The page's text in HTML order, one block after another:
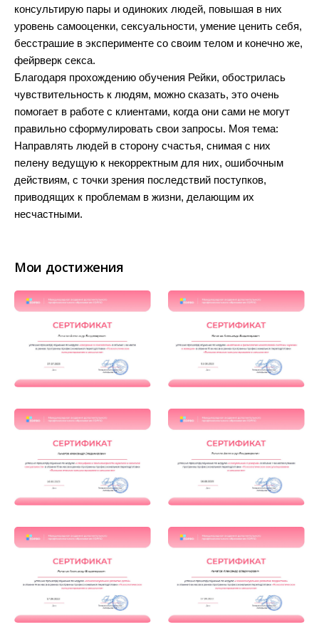
консультирую пары и одиноких людей, повышая в них
уровень самооценки, сексуальности, умение ценить себя,
бесстрашие в эксперименте со своим телом и конечно же,
фейрверк секса.
Благодаря прохождению обучения Рейки, обострилась
чувствительность к людям, можно сказать, это очень
помогает в работе с клиентами, когда они сами не могут
правильно сформулировать свои запросы. Моя тема:
Направлять людей в сторону счастья, снимая с них
пелену ведущую к некорректным для них, ошибочным
действиям, с точки зрения последствий поступков,
приводящих к проблемам в жизни, делающим их
несчастными.
Мои достижения